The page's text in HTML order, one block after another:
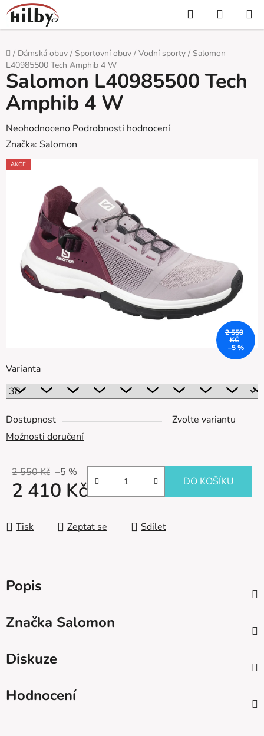
Přejít
na
obsah
Hledat
KOŠÍK
Domů
/ Dámská obuv / Sportovní obuv / Vodní sporty / Salomon
L40985500 Tech Amphib 4 W
Varianta
Dostupnost
Zvolte variantu
Možnosti doručení
2 550 Kč –5 %
2 410 Kč DO KOŠÍKU
Tisk Zeptat se Sdílet
Salomon L40985500 Tech
Amphib 4 W
Průměrné
hodnocení
produktu
hvězdiček.
Neohodnoceno Podrobnosti hodnocení
Značka: Salomon
AKCE
2 550
KČ
–5 %
Popis
Značka Salomon
Diskuze
Hodnocení